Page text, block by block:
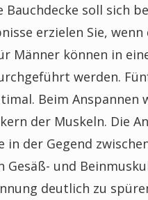
Bauchdecke soll sich
erzielen Sie,
Männer können in
werden.
Beim Anspannen
der Muskeln. Die
in der Gegend
Gesäß- und
deutlich zu